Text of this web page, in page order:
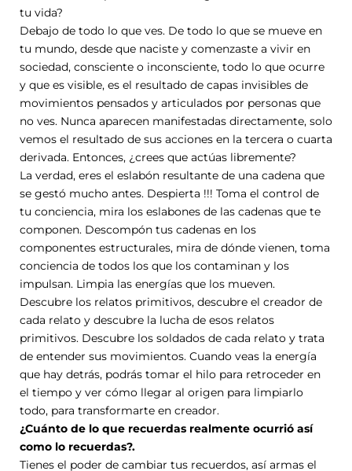
tu vida?
Debajo de todo lo que ves. De todo lo que se mueve en
tu mundo, desde que naciste y comenzaste a vivir en
sociedad, consciente o inconsciente, todo lo que ocurre
y que es visible, es el resultado de capas invisibles de
movimientos pensados y articulados por personas que
no ves. Nunca aparecen manifestadas directamente, solo
vemos el resultado de sus acciones en la tercera o cuarta
derivada. Entonces, ¿crees que actúas libremente?
La verdad, eres el eslabón resultante de una cadena que
se gestó mucho antes. Despierta !!! Toma el control de
tu conciencia, mira los eslabones de las cadenas que te
componen. Descompón tus cadenas en los
componentes estructurales, mira de dónde vienen, toma
conciencia de todos los que los contaminan y los
impulsan. Limpia las energías que los mueven.
Descubre los relatos primitivos, descubre el creador de
cada relato y descubre la lucha de esos relatos
primitivos. Descubre los soldados de cada relato y trata
de entender sus movimientos. Cuando veas la energía
que hay detrás, podrás tomar el hilo para retroceder en
el tiempo y ver cómo llegar al origen para limpiarlo
todo, para transformarte en creador.
¿Cuánto de lo que recuerdas realmente ocurrió así
como lo recuerdas?.
Tienes el poder de cambiar tus recuerdos, así armas el